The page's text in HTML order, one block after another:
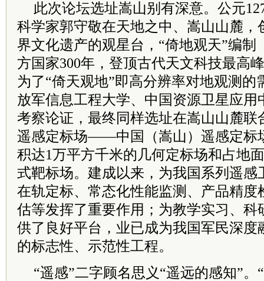
此次论坛选址嵩山别有深意。公元
科学家郭守敬在天地之中、嵩山山麓，
界文化遗产的观星台，“倚地观天”编制
方国家300年，登顶古代天文科技最高
为了“倚天观地”即高分辨率对地观测的
放军信息工程大学、中国资源卫星应用
考察论证，最终同样选址在嵩山山麓联
遥感定标场——中国（嵩山）遥感定标
积达1万平方千米的几何定标场和占地
式靶标场。建成以来，为我国系列遥感
在轨定标、常态化性能监测、产品精度
估等发挥了重要作用；为教学实习、科
供了良好平台，业已成为我国军民深度
的标志性、示范性工程。
“遥感”二字顾名思义“遥远的感知”。